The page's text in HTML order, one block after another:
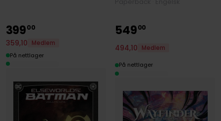
39900
359,10
Medlem
På nettlager
54900
494,10 Medlem
På nettlager